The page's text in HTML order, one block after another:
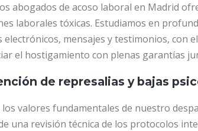
abogados de acoso laboral en Madrid
laborales tóxicas. Estudiamos en
electrónicos, mensajes y testimonios, con
el hostigamiento con plenas garantías
de represalias y bajas
los valores fundamentales de nuestro
una revisión técnica de los protocolos